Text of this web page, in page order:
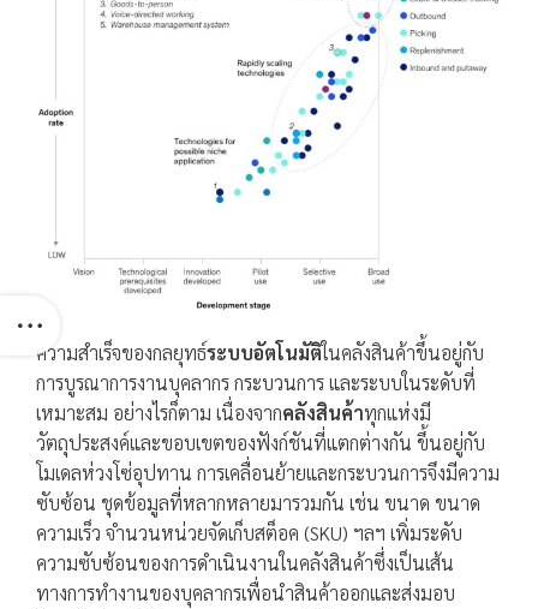
ความสำเร็จของกลยุทธ์ระบบอัตโนมัติในคลังสินค้าขึ้นอยู่กับ
การบูรณาการงานบุคลากร กระบวนการ และระบบในระดับที่
เหมาะสม อย่างไรก็ตาม เนื่องจากคลังสินค้าทุกแห่งมี
วัตถุประสงค์และขอบเขตของฟังก์ชันที่แตกต่างกัน ขึ้นอยู่กับ
โมเดลห่วงโซ่อุปทาน การเคลื่อนย้ายและกระบวนการจึงมีความ
ซับซ้อน ชุดข้อมูลที่หลากหลายมารวมกัน เช่น ขนาด ขนาด
ความเร็ว จำนวนหน่วยจัดเก็บสต็อค (SKU) ฯลฯ เพิ่มระดับ
ความซับซ้อนของการดำเนินงานในคลังสินค้าซึ่งเป็นเส้น
ทางการทำงานของบุคลากรเพื่อนำสินค้าออกและส่งมอบ